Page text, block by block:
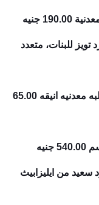
190.00 جنيه
للبنات، متعدد
65.00
540.00 جنيه
سعيد من ايليزابيث